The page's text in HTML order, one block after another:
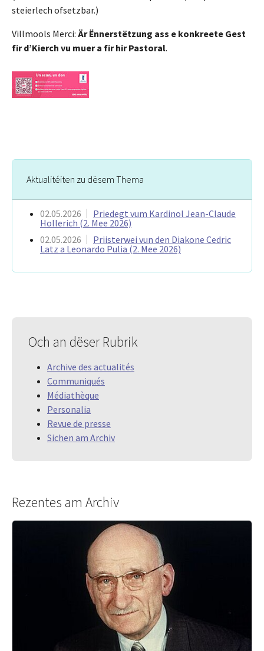
steierlech ofsetzbar.)
Villmools Merci: Är Ënnerstëtzung ass e konkreete Gest
fir d’Kierch vu muer a fir hir Pastoral.
Show larger version
Aktualitéiten zu dësem Thema
02.05.2026
Priedegt vum Kardinol Jean-Claude
Hollerich (2. Mee 2026)
02.05.2026
Priisterwei vun den Diakone Cedric
Latz a Leonardo Pulia (2. Mee 2026)
Och an dëser Rubrik
Archive des actualités
Communiqués
Médiathèque
Personalia
Revue de presse
Sichen am Archiv
Rezentes am Archiv